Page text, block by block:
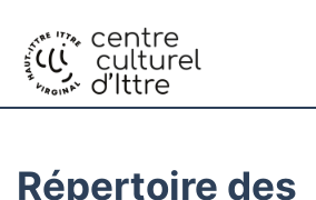
Répertoire des